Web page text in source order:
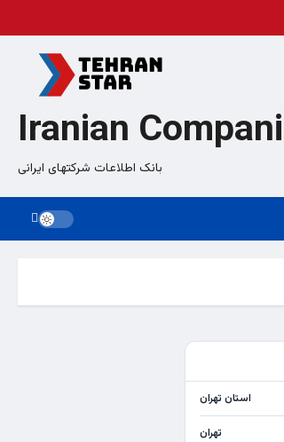
Iranian
بانک اطلاعات شرکتهای ایرانی
استان تهران
تهران